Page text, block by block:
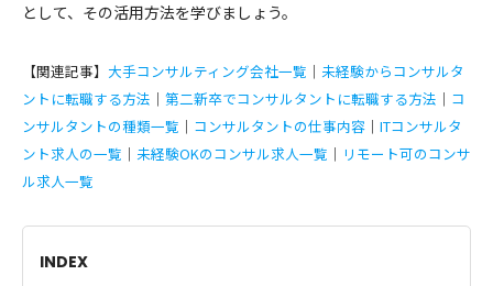
として、その活用方法を学びましょう。
【関連記事】 大手コンサルティング会社一覧 ｜ 未経験からコンサルタ
ントに転職する方法 ｜ 第二新卒でコンサルタントに転職する方法 ｜ コ
ンサルタントの種類一覧 ｜ コンサルタントの仕事内容 ｜ ITコンサルタ
ント求人の一覧 ｜ 未経験OKのコンサル求人一覧 ｜ リモート可のコンサ
ル求人一覧
INDEX